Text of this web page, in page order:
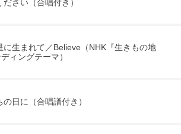
さい（合唱付き）
に生まれて／Believe（NHK『生きもの地
ィングテーマ）
日に（合唱譜付き）